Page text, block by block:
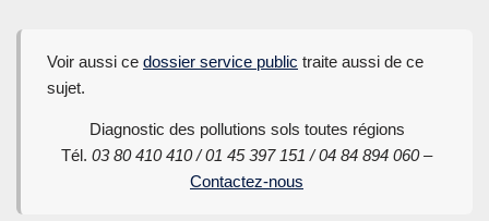
Voir aussi ce dossier service public traite aussi de ce
sujet.
Diagnostic des pollutions sols toutes régions
Tél. 03 80 410 410 / 01 45 397 151 / 04 84 894 060 –
Contactez-nous